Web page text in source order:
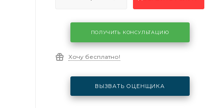
ПОЛУЧИТЬ КОНСУЛЬТАЦИЮ
Хочу бесплатно!
ВЫЗВАТЬ ОЦЕНЩИКА